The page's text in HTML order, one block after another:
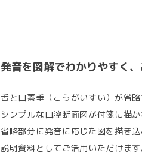
発音を図解でわかりやすく、
舌と口蓋垂（こうがいすい）が省略
シンプルな口腔断面図が付箋に描か
省略部分に発音に応じた図を描き込
説明資料としてご活用いただけます